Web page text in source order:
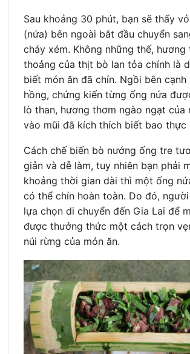
Sau khoảng 30 phút, bạn sẽ thấy
(nứa) bên ngoài bắt đầu chuyển
cháy xém. Không những thế, hương
thoảng của thịt bò lan tỏa chính là
biết món ăn đã chín. Ngồi bên cạnh
hồng, chứng kiến từng ống nứa
lò than, hương thơm ngào ngạt của
vào mũi đã kích thích biết bao thực
Cách chế biến bò nướng ống tre
giản và dễ làm, tuy nhiên bạn phải
khoảng thời gian dài thì một ống
có thể chín hoàn toàn. Do đó,
lựa chọn di chuyển đến Gia Lai để
được thưởng thức một cách trọn
núi rừng của món ăn.